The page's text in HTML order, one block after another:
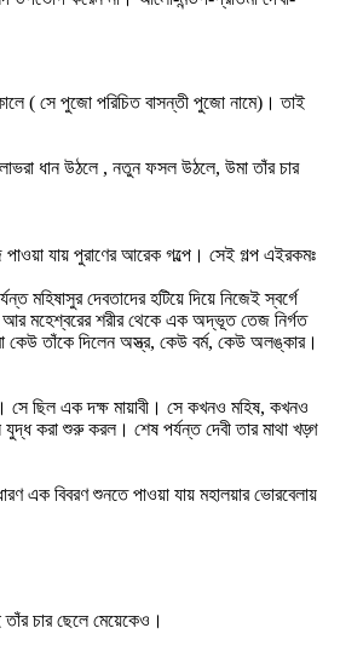
( সে পুজো পরিচিত বাসন্তী পুজো নামে)। তাই
ধান উঠলে , নতুন ফসল উঠলে, উমা তাঁর চার
পাওয়া যায় পুরাণের আরেক গল্পে। সেই গল্প এইরকমঃ
দেবতাদের হটিয়ে দিয়ে নিজেই স্বর্গে
আর মহেশ্বরের শরীর থেকে এক অদ্ভূত তেজ নির্গত
কেউ তাঁকে দিলেন অস্ত্র, কেউ বর্ম, কেউ অলঙ্কার।
সে ছিল এক দক্ষ মায়াবী। সে কখনও মহিষ, কখনও
করা শুরু করল। শেষ পর্যন্ত দেবী তার মাথা খড়্গ
এক বিবরণ শুনতে পাওয়া যায় মহালয়ার ভোরবেলায়
তাঁর চার ছেলে মেয়েকেও।